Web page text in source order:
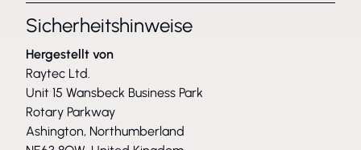
Sicherheitshinweise
Hergestellt von
Raytec Ltd.
Unit 15 Wansbeck Business Park
Rotary Parkway
Ashington, Northumberland